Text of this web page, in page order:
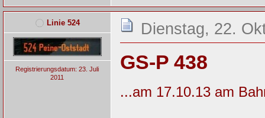
Linie 524
Registrierungsdatum: 23. Juli
2011
Dienstag, 22.
GS-P 438
...am 17.10.13 am